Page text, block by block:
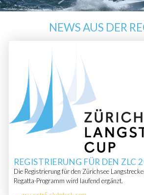
NEWS AUS DER
REGISTRIERUNG FÜR DEN ZLC
Die Registrierung für den Zürichsee
Regatta-Programm wird laufend ergänzt.